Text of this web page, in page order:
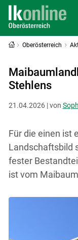
Oberösterreich
Stehlens
21.04.2026 | von
Für die einen ist
Landschaftsbild
fester
ist vom